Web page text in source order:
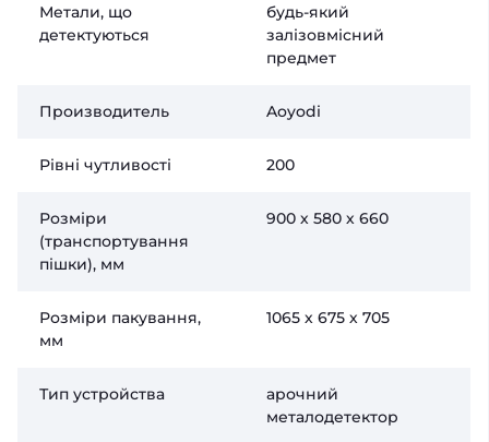
Метали, що
детектуються
будь-який
залізовмісний
предмет
Производитель Aoyodi
Рівні чутливості 200
Розміри
(транспортування
пішки), мм
900 х 580 х 660
Розміри пакування,
мм
1065 х 675 х 705
Тип устройства
арочний
металодетектор